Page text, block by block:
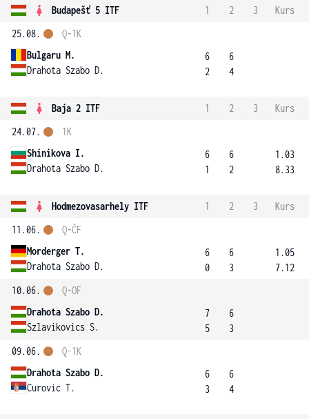
Budapešť 5 ITF 1 2 3
Kurs
25.08.
Bulgaru M.
Drahota Szabo D.
Q-1K
6
2
6
4
Baja 2 ITF 1 2 3
Kurs
24.07.
Shinikova I.
Drahota Szabo D.
1K
6
1
6
2
1.03
8.33
Hodmezovasarhely ITF 1 2 3
Kurs
11.06.
Morderger T.
Drahota Szabo D.
Q-ČF
6
0
6
3
1.05
7.12
10.06.
Drahota Szabo D.
Szlavikovics S.
Q-OF
7
5
6
3
09.06.
Drahota Szabo D.
Curovic T.
Q-1K
6
3
6
4